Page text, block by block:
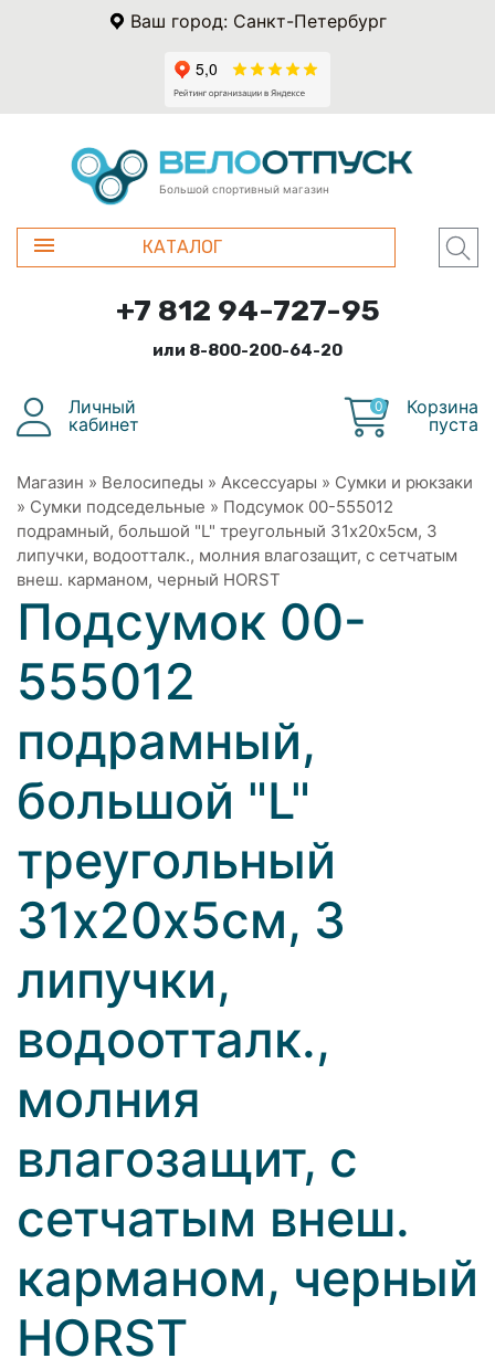
Ваш город: Санкт-Петербург
Большой спортивный магазин
КАТАЛОГ
+7 812 94-727-95
или 8-800-200-64-20
Личный
кабинет
0
Корзина
пуста
Магазин » Велосипеды » Аксессуары » Сумки и рюкзаки
» Сумки подседельные » Подсумок 00-555012
подрамный, большой "L" треугольный 31х20х5см, 3
липучки, водоотталк., молния влагозащит, с сетчатым
внеш. карманом, черный HORST
Подсумок 00-
555012
подрамный,
большой "L"
треугольный
31х20х5см, 3
липучки,
водоотталк.,
молния
влагозащит, с
сетчатым внеш.
карманом, черный
HORST